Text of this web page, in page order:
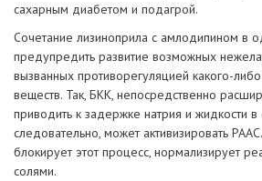
сахарным диабетом и подагрой.
Сочетание лизиноприла с амлодипином в
предупредить развитие возможных
вызванных противорегуляцией какого-
веществ. Так, БКК, непосредственно
приводить к задержке натрия и жидкости в
следовательно, может активизировать
блокирует этот процесс, нормализирует
солями.